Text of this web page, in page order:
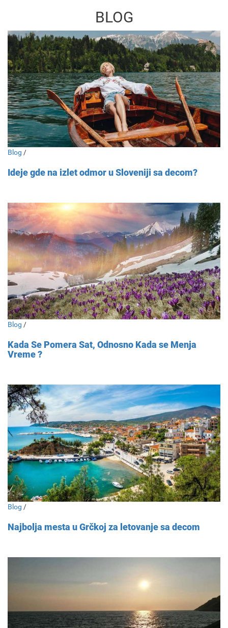
BLOG
Blog /
Ideje gde na izlet odmor u Sloveniji sa decom?
Blog /
Kada Se Pomera Sat, Odnosno Kada se Menja
Vreme ?
Blog /
Najbolja mesta u Grčkoj za letovanje sa decom